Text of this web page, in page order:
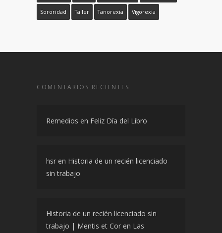
Sororidad Taller Tanorexia Vigorexia
COMENTARIOS RECIENTES
Remedios en Feliz Día del Libro
hsr en Historia de un recién licenciado
sin trabajo
Historia de un recién licenciado sin
trabajo | Mentis et Cor en Las